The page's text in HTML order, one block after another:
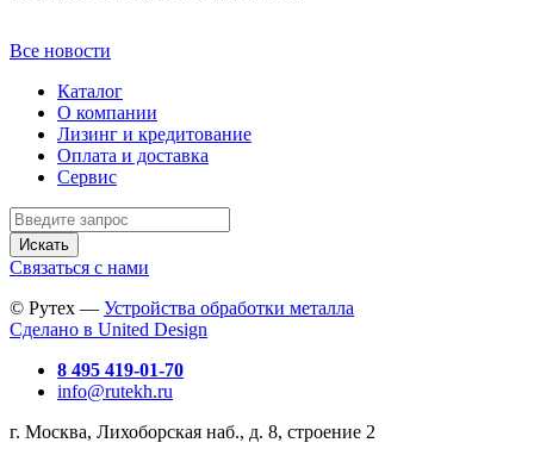
Все новости
Каталог
О компании
Лизинг и кредитование
Оплата и доставка
Сервис
Искать
Связаться с нами
© Рутех — Устройства обработки металла
Сделано в United Design
8 495 419-01-70
info@rutekh.ru
г. Москва, Лихоборская наб., д. 8, строение 2